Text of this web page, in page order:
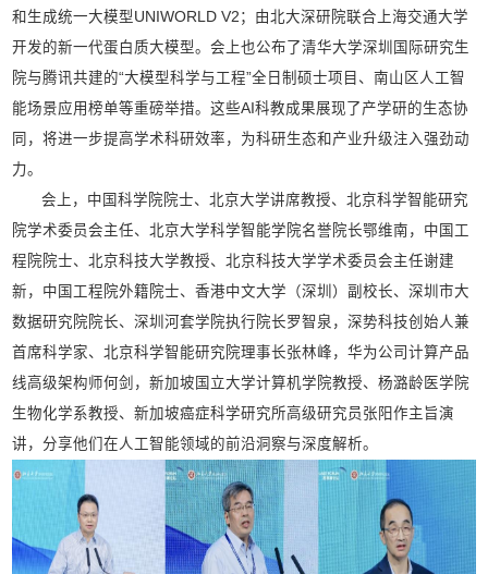
和生成统一大模型UNIWORLD V2；由北大深研院联合上海交通大学
开发的新一代蛋白质大模型。会上也公布了清华大学深圳国际研究生
院与腾讯共建的“大模型科学与工程”全日制硕士项目、南山区人工智
能场景应用榜单等重磅举措。这些AI科教成果展现了产学研的生态协
同，将进一步提高学术科研效率，为科研生态和产业升级注入强劲动
力。
会上，中国科学院院士、北京大学讲席教授、北京科学智能研究
院学术委员会主任、北京大学科学智能学院名誉院长鄂维南，中国工
程院院士、北京科技大学教授、北京科技大学学术委员会主任谢建
新，中国工程院外籍院士、香港中文大学（深圳）副校长、深圳市大
数据研究院院长、深圳河套学院执行院长罗智泉，深势科技创始人兼
首席科学家、北京科学智能研究院理事长张林峰，华为公司计算产品
线高级架构师何剑，新加坡国立大学计算机学院教授、杨潞龄医学院
生物化学系教授、新加坡癌症科学研究所高级研究员张阳作主旨演
讲，分享他们在人工智能领域的前沿洞察与深度解析。